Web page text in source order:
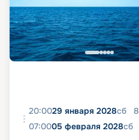
20:0029 января 2028сб 8
07:0005 февраля 2028сб